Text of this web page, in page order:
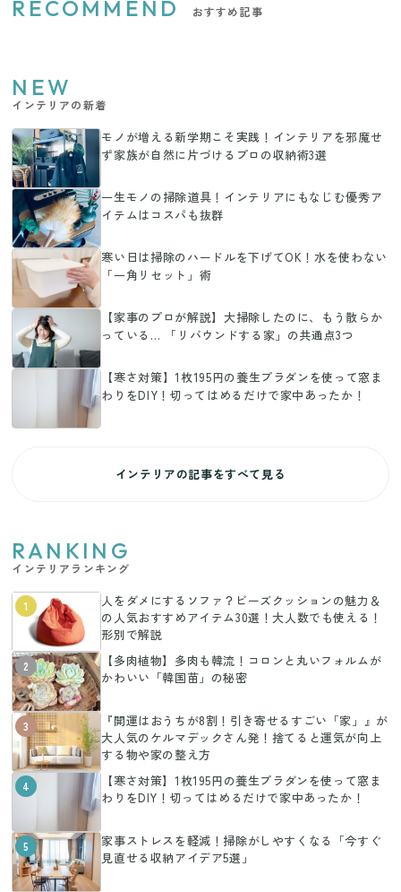
RECOMMEND おすすめ記事
NEW
インテリアの新着
モノが増える新学期こそ実践！インテリアを邪魔せ
ず家族が自然に片づけるプロの収納術3選
一生モノの掃除道具！インテリアにもなじむ優秀ア
イテムはコスパも抜群
寒い日は掃除のハードルを下げてOK！水を使わない
「一角リセット」術
【家事のプロが解説】大掃除したのに、もう散らか
っている… 「リバウンドする家」の共通点3つ
【寒さ対策】1枚195円の養生プラダンを使って窓ま
わりをDIY！切ってはめるだけで家中あったか！
インテリアの記事をすべて見る
RANKING
インテリアランキング
1
人をダメにするソファ？ビーズクッションの魅力＆
の人気おすすめアイテム30選！大人数でも使える！
形別で解説
2
【多肉植物】多肉も韓流！コロンと丸いフォルムが
かわいい「韓国苗」の秘密
3
『開運はおうちが8割！引き寄せるすごい「家」』が
大人気のケルマデックさん発！捨てると運気が向上
する物や家の整え方
4
【寒さ対策】1枚195円の養生プラダンを使って窓ま
わりをDIY！切ってはめるだけで家中あったか！
5
家事ストレスを軽減！掃除がしやすくなる「今すぐ
見直せる収納アイデア5選」